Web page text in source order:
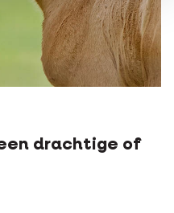
drachtige of